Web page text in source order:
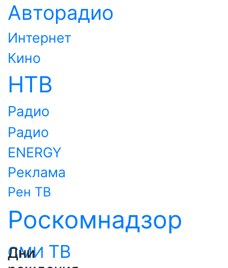
Авторадио
Интернет
Кино
НТВ
Радио
Радио
ENERGY
Реклама
Рен ТВ
Роскомнадзор
СМИ ТВ
Дни